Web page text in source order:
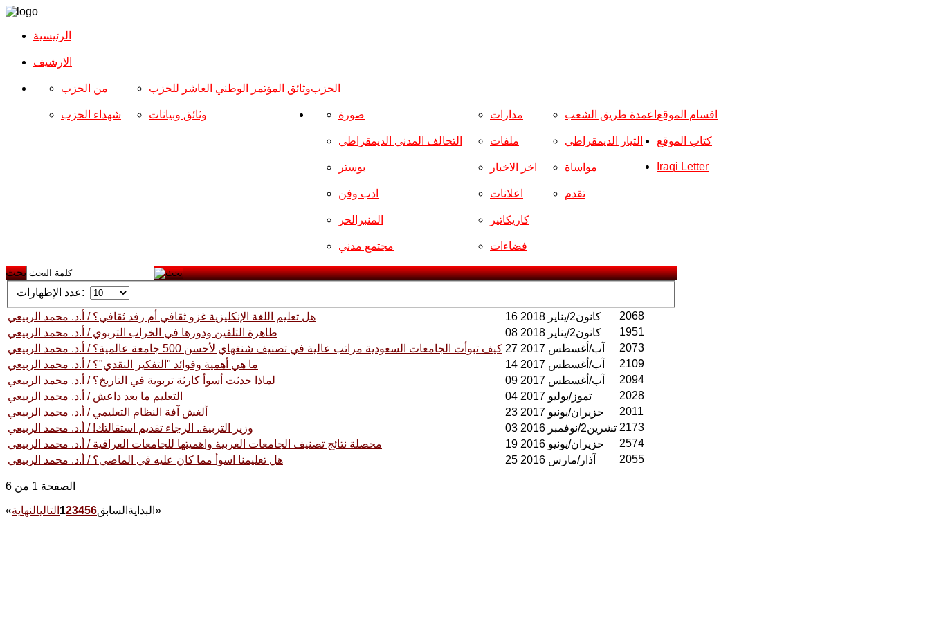
الرئيسية
الارشیف
الحزب من الحزب
شهداء الحزب
وثائق المؤتمر الوطني العاشر للحزب
وثائق وبيانات اقسام الموقع صورة
التحالف المدني الديمقراطي
بوستر
ادب وفن
المنبرالحر
مجتمع مدني
مدارات
ملفات
اخر الاخبار
اعلانات
كاريكاتير
فضاءات
اعمدة طريق الشعب
التيار الديمقراطي
مواساة
تقدم
كتاب الموقع
Iraqi Letter
بحث
عدد الإظهارات:
هل تعليم اللغة الإنكليزية غزو ثقافي أم رفد ثقافي؟ / أ.د. محمد الربيعي 16 كانون2/يناير 2018
2068
ظاهرة التلقين ودورها في الخراب التربوي / أ.د. محمد الربيعي
08 كانون2/يناير 2018
1951
كيف تبوأت الجامعات السعودية مراتب عالية في تصنيف شنغهاي لأحسن 500 جامعة عالمية؟ / أ.د. محمد الربيعي
27 آب/أغسطس 2017
2073
ما هي أهمية وفوائد "التفكير النقدي"؟ / أ.د. محمد الربيعي
14 آب/أغسطس 2017
2109
لماذا حدثت أسوأ كارثة تربوية في التاريخ؟ / أ.د. محمد الربيعي
09 آب/أغسطس 2017
2094
التعليم ما بعد داعش / أ.د. محمد الربيعي
04 تموز/يوليو 2017
2028
ألغش آفة النظام التعليمي / أ.د. محمد الربيعي
23 حزيران/يونيو 2017
2011
وزير التربية.. الرجاء تقديم استقالتك! / أ.د. محمد الربيعي
03 تشرين2/نوفمبر 2016 2173
محصلة نتائج تصنيف الجامعات العربية واهميتها للجامعات العراقية / أ.د. محمد الربيعي
19 حزيران/يونيو 2016
2574
هل تعليمنا اسوأ مما كان عليه في الماضي؟ / أ.د. محمد الربيعي
25 آذار/مارس 2016 2055
الصفحة 1 من 6
« البداية السابق 123456 التاليالنهاية »